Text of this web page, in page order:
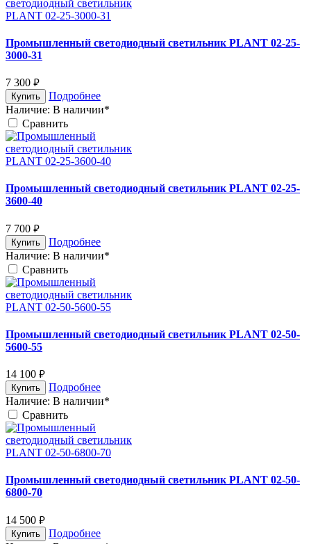
Промышленный светодиодный светильник PLANT 02-25-
3000-31
7 300 руб.
Купить
Подробнее
Наличие: В наличии*
Cравнить
Промышленный светодиодный светильник PLANT 02-25-
3600-40
7 700 руб.
Купить
Подробнее
Наличие: В наличии*
Cравнить
Промышленный светодиодный светильник PLANT 02-50-
5600-55
14 100 руб.
Купить
Подробнее
Наличие: В наличии*
Cравнить
Промышленный светодиодный светильник PLANT 02-50-
6800-70
14 500 руб.
Купить
Подробнее